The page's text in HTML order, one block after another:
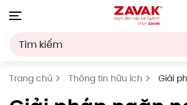
Trang chủ Thông tin hữu ích
Giải